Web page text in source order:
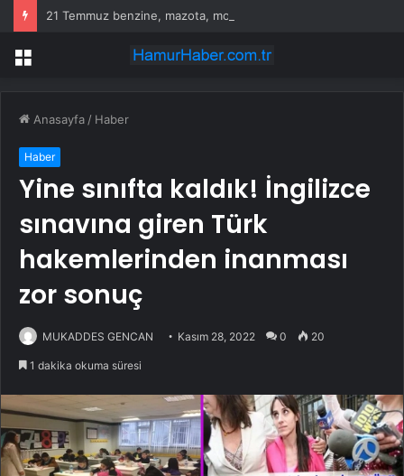
Menü
Anasayfa / Haber
Haber
Yine sınıfta kaldık! İngilizce
sınavına giren Türk
hakemlerinden inanması
zor sonuç
MUKADDES GENCAN Kasım 28, 2022 0 20
1 dakika okuma süresi